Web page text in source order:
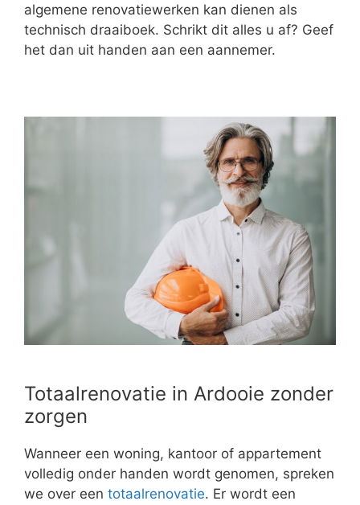
algemene renovatiewerken kan dienen als
technisch draaiboek. Schrikt dit alles u af? Geef
het dan uit handen aan een aannemer.
Totaalrenovatie in Ardooie zonder
zorgen
Wanneer een woning, kantoor of appartement
volledig onder handen wordt genomen, spreken
we over een totaalrenovatie. Er wordt een